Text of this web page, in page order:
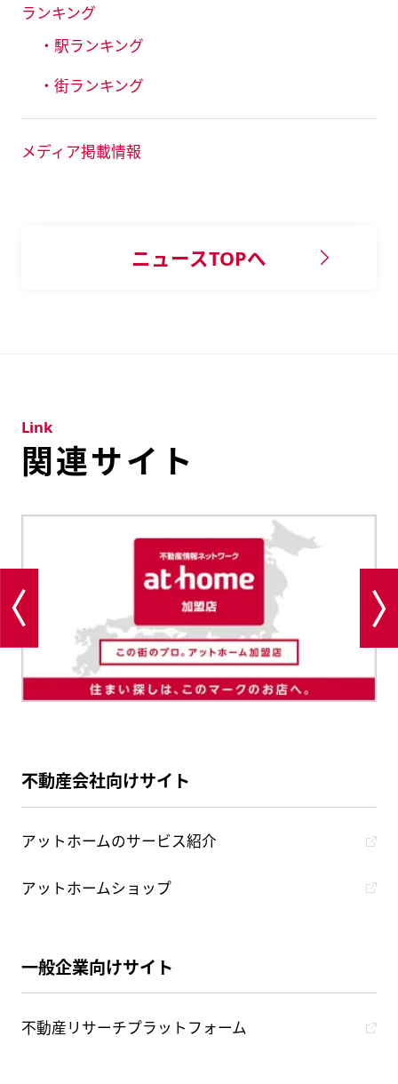
ランキング
・駅ランキング
・街ランキング
メディア掲載情報
ニュースTOPへ
関連サイト
Link
不動産会社向けサイト
アットホームのサービス紹介
アットホームショップ
一般企業向けサイト
不動産リサーチプラットフォーム